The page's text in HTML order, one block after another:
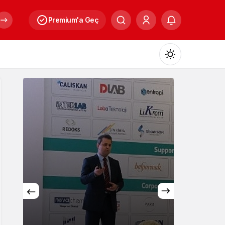
Premium'a Geç
Mod
değiştir
Gündüz Modu
Gündüz modunu seçin.
Gece Modu
Gece modunu seçin.
Sistem Modu